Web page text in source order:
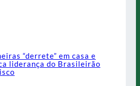
“derrete” em casa e
liderança do Brasileirão